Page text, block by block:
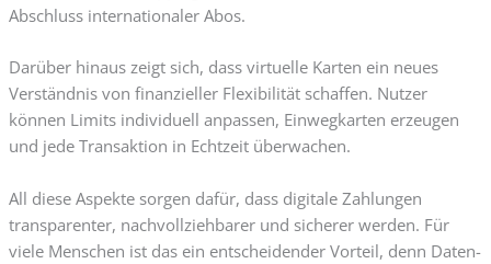
Abschluss internationaler Abos.
Darüber hinaus zeigt sich, dass virtuelle Karten ein neues
Verständnis von finanzieller Flexibilität schaffen. Nutzer
können Limits individuell anpassen, Einwegkarten erzeugen
und jede Transaktion in Echtzeit überwachen.
All diese Aspekte sorgen dafür, dass digitale Zahlungen
transparenter, nachvollziehbarer und sicherer werden. Für
viele Menschen ist das ein entscheidender Vorteil, denn Daten-